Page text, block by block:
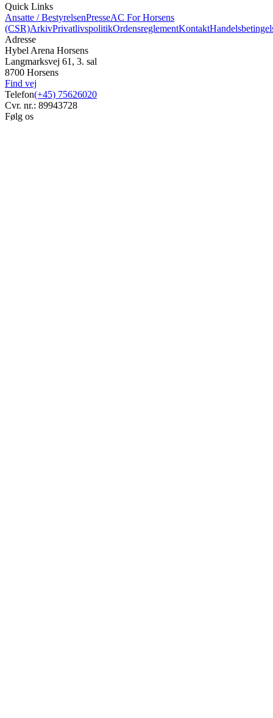
Quick Links
Ansatte / BestyrelsenPresseAC For Horsens
(CSR)ArkivPrivatlivspolitikOrdensreglementKontakt
Adresse
Hybel Arena Horsens
Langmarksvej 61, 3. sal
8700 Horsens
Find vej
Telefon(+45) 75626020
Cvr. nr.: 89943728
Følg os